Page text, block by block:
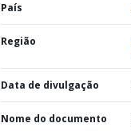
País
Região
Data de divulgação
Nome do documento